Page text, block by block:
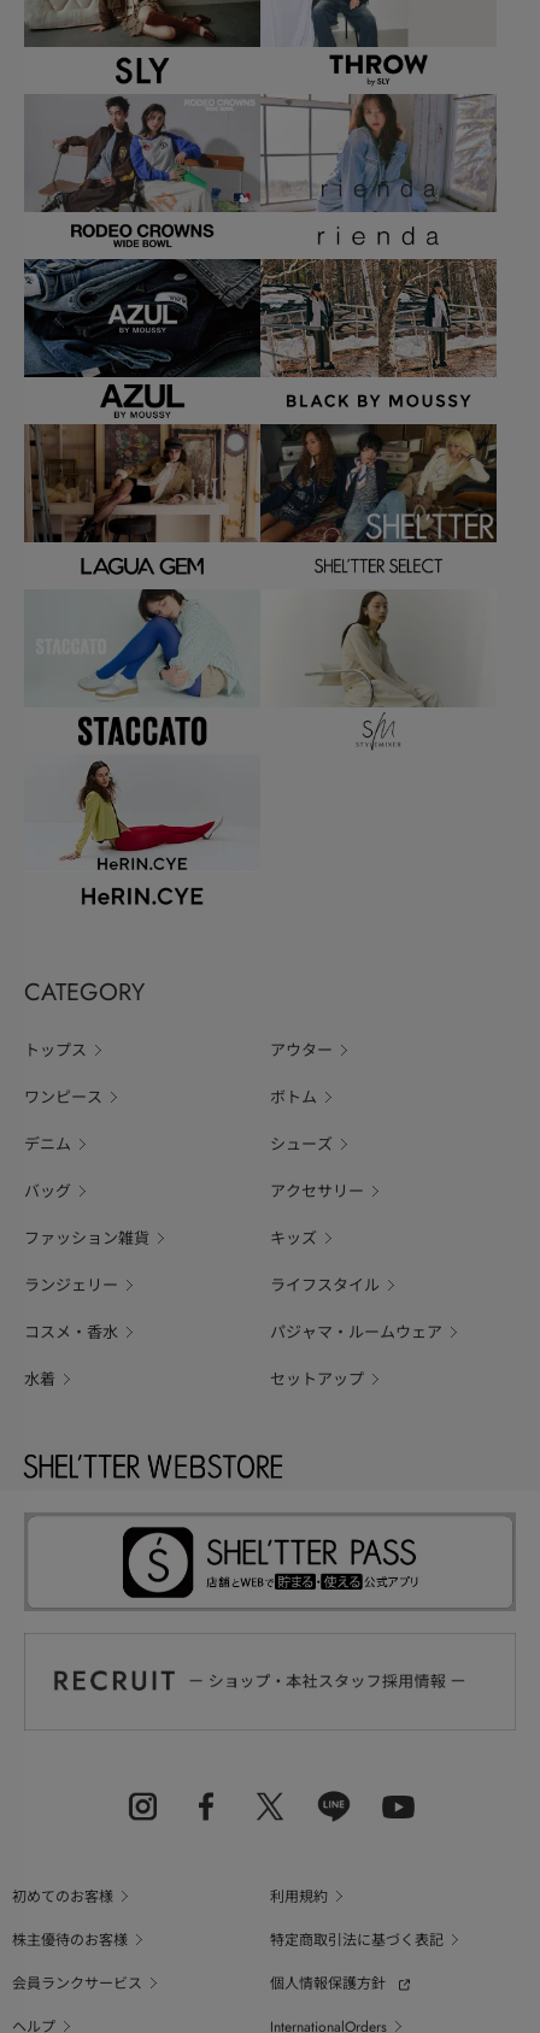
CATEGORY
トップス アウター
ワンピース ボトム
デニム シューズ
バッグ アクセサリー
ファッション雑貨 キッズ
ランジェリー ライフスタイル
コスメ・香水 パジャマ・ルームウェア
水着 セットアップ
初めてのお客様
利用規約
株主優待のお客様
特定商取引法に基づく表記
会員ランクサービス
個人情報保護方針
ヘルプ
InternationalOrders